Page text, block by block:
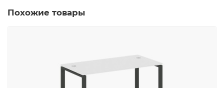
Похожие товары